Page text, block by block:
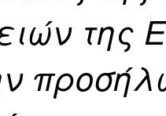
της